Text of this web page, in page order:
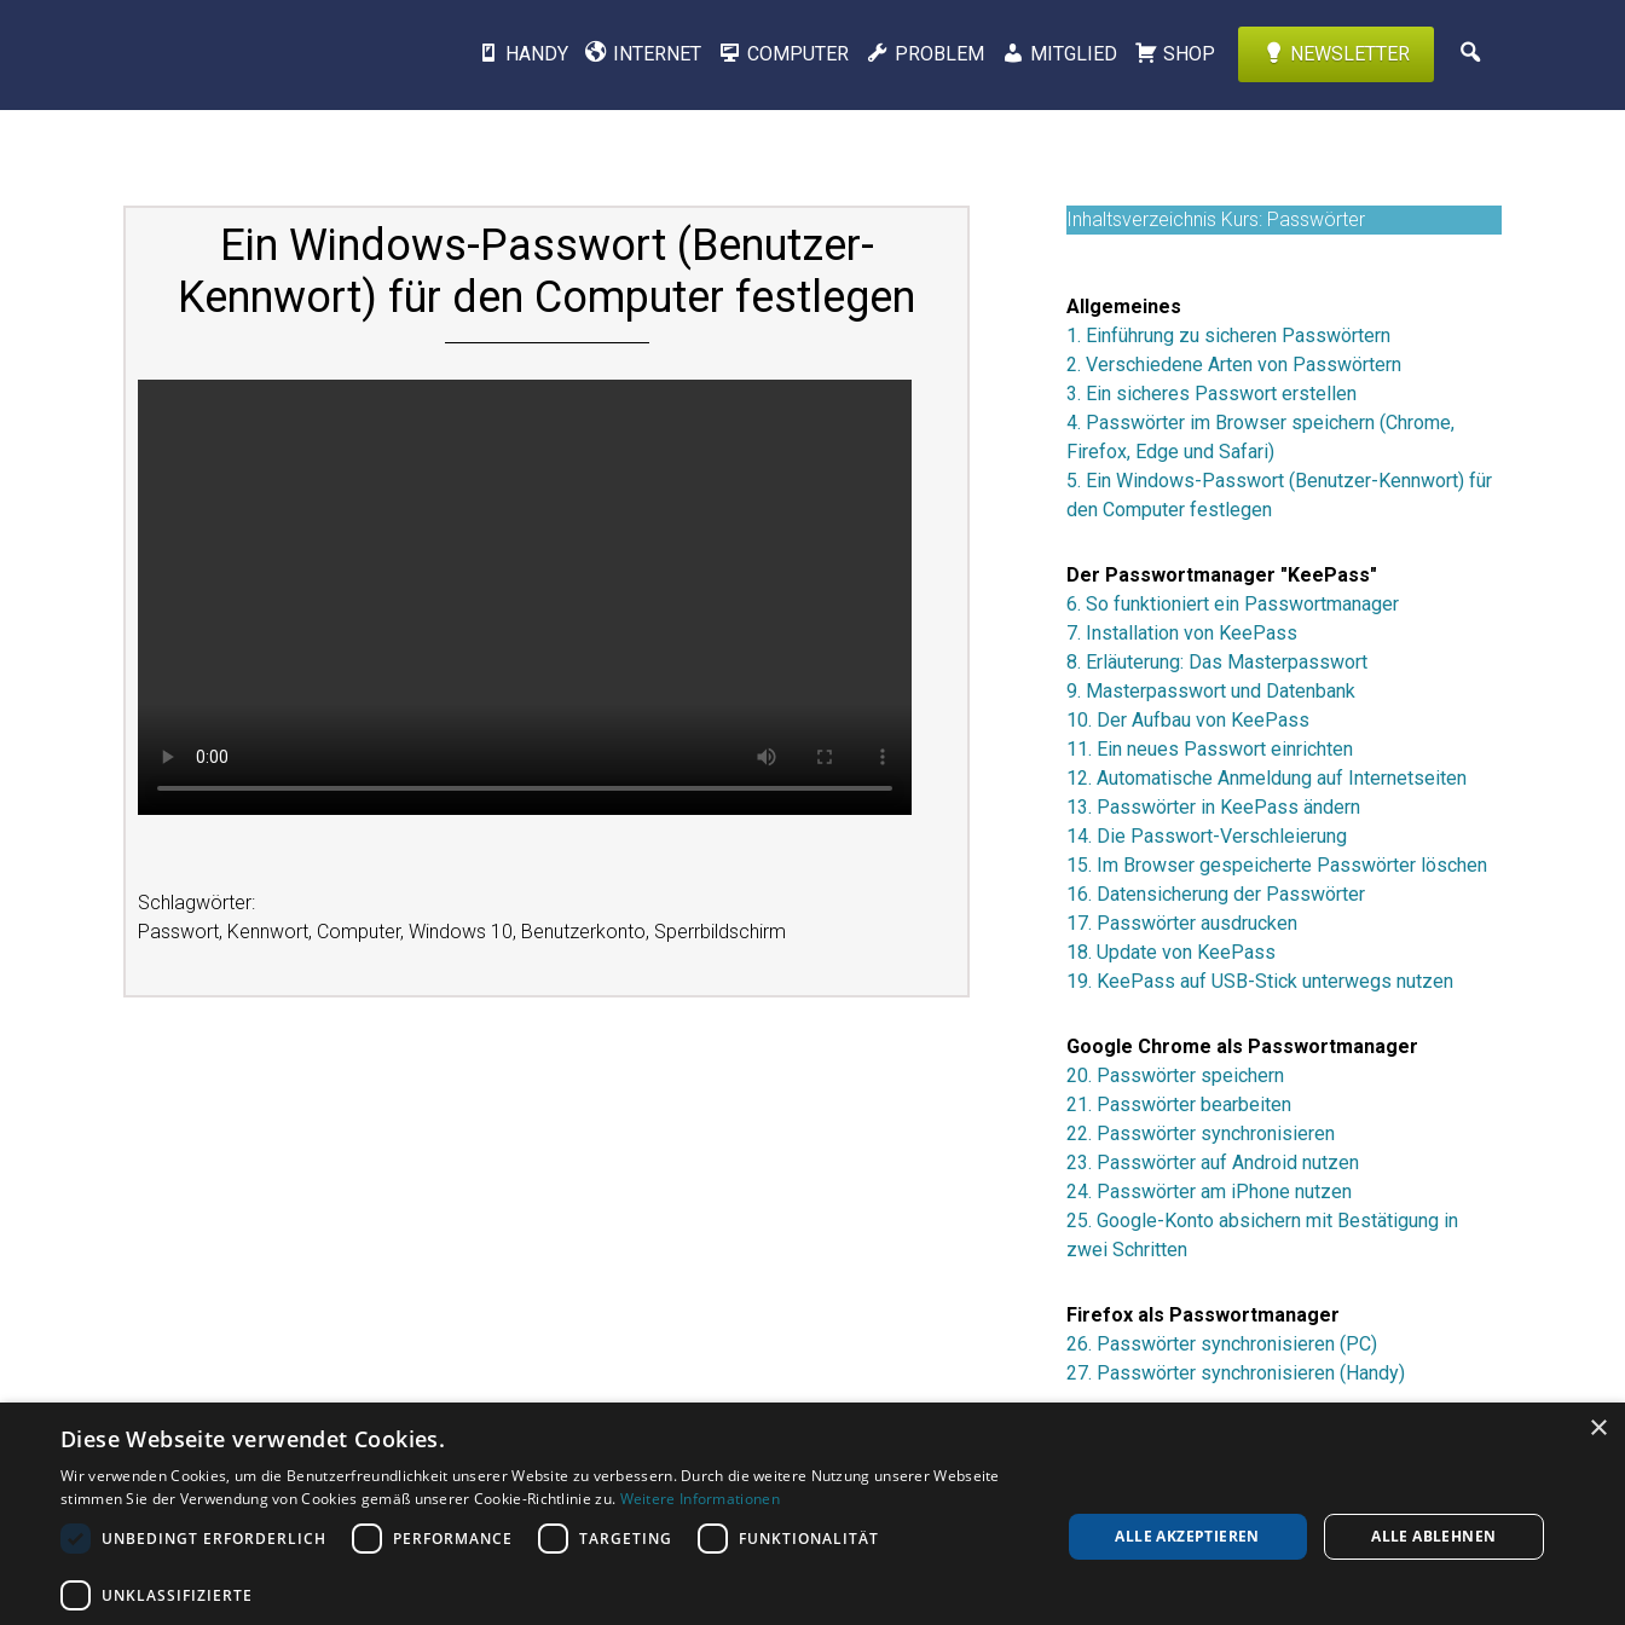
HANDY INTERNET COMPUTER PROBLEM MITGLIED SHOP NEWSLETTER
Ein Windows-Passwort (Benutzer-
Kennwort) für den Computer festlegen
Schlagwörter:
Passwort, Kennwort, Computer, Windows 10, Benutzerkonto, Sperrbildschirm
Inhaltsverzeichnis Kurs: Passwörter
Allgemeines
1. Einführung zu sicheren Passwörtern
2. Verschiedene Arten von Passwörtern
3. Ein sicheres Passwort erstellen
4. Passwörter im Browser speichern (Chrome,
Firefox, Edge und Safari)
5. Ein Windows-Passwort (Benutzer-Kennwort) für
den Computer festlegen
Der Passwortmanager "KeePass"
6. So funktioniert ein Passwortmanager
7. Installation von KeePass
8. Erläuterung: Das Masterpasswort
9. Masterpasswort und Datenbank
10. Der Aufbau von KeePass
11. Ein neues Passwort einrichten
12. Automatische Anmeldung auf Internetseiten
13. Passwörter in KeePass ändern
14. Die Passwort-Verschleierung
15. Im Browser gespeicherte Passwörter löschen
16. Datensicherung der Passwörter
17. Passwörter ausdrucken
18. Update von KeePass
19. KeePass auf USB-Stick unterwegs nutzen
Google Chrome als Passwortmanager
20. Passwörter speichern
21. Passwörter bearbeiten
22. Passwörter synchronisieren
23. Passwörter auf Android nutzen
24. Passwörter am iPhone nutzen
25. Google-Konto absichern mit Bestätigung in
zwei Schritten
Firefox als Passwortmanager
26. Passwörter synchronisieren (PC)
27. Passwörter synchronisieren (Handy)
MEINUNG FAQ AGB KONTAKT PRESSE PARTNER IMPRESSUM
DATENSCHUTZERKLÄRUNG
×
Diese Webseite verwendet Cookies.
Wir verwenden Cookies, um die Benutzerfreundlichkeit unserer Website zu verbessern. Durch die weitere Nutzung unserer Webseite
stimmen Sie der Verwendung von Cookies gemäß unserer Cookie-Richtlinie zu. Weitere Informationen
UNBEDINGT ERFORDERLICH
PERFORMANCE TARGETING FUNKTIONALITÄT
UNKLASSIFIZIERTE
ALLE AKZEPTIEREN ALLE ABLEHNEN